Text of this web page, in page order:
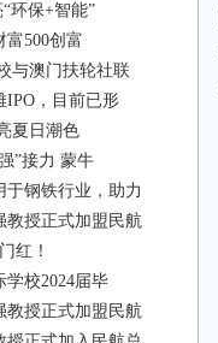
环保+智能”
富500创富
与澳门扶轮社联
IPO，目前已形
夏日潮色
”接力 蒙牛
于钢铁行业，助力
教授正式加盟民航
红！
学校2024届毕
教授正式加盟民航